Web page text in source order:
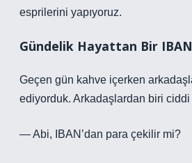
esprilerini yapıyoruz.
Gündelik Hayattan Bir IBAN
Geçen gün kahve içerken
ediyorduk. Arkadaşlardan biri
— Abi, IBAN’dan para çekilir mi?